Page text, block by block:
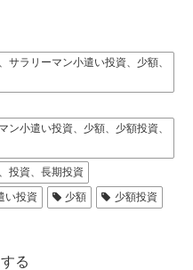
サラリーマン小遣い投資、少額、
ン小遣い投資、少額、少額投資、
投資、長期投資
い投資 少額
少額投資
る